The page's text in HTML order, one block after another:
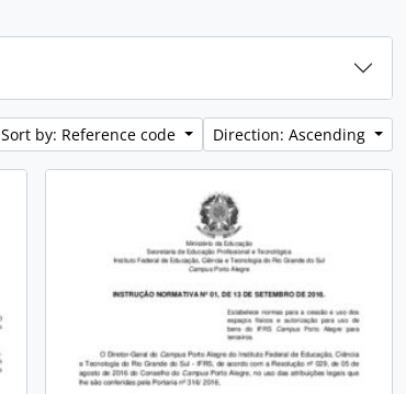
Sort by: Reference code Direction: Ascending